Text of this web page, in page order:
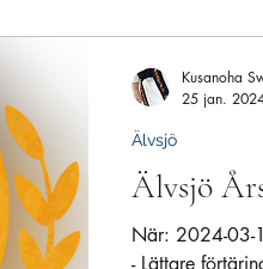
Älvsjö
När: 2024-03-10 Var: Riastigen 10 i Älvsjö Tid: Kl: 14:00
- Lättare
Älvsjö
Kusanoha
25 jan.